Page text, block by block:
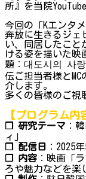
所』を当院
今回の「Kエンタ
奔放に生きるジェ
い、同居したこと
ける姿を描いた映
題：대도시의 사
伝ご担当者様と
介します。
多くの皆様のご視
【プログラム内
❐ 研究テーマ ：
ィ」
❐ 配信日
：2025
❐ 内容 ：映画「
ろや魅力などを楽